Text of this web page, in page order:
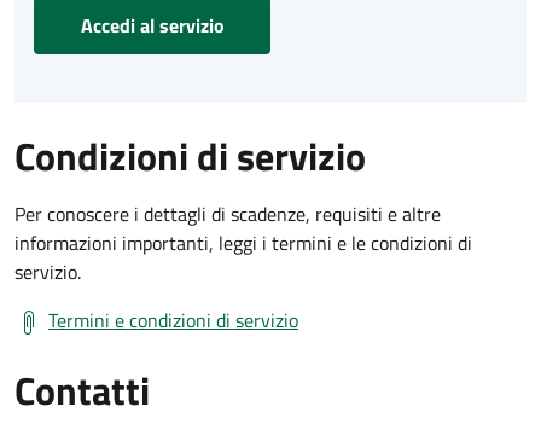
Accedi al servizio
Condizioni di servizio
Per conoscere i dettagli di scadenze, requisiti e altre
informazioni importanti, leggi i termini e le condizioni di
servizio.
Termini e condizioni di servizio
Contatti